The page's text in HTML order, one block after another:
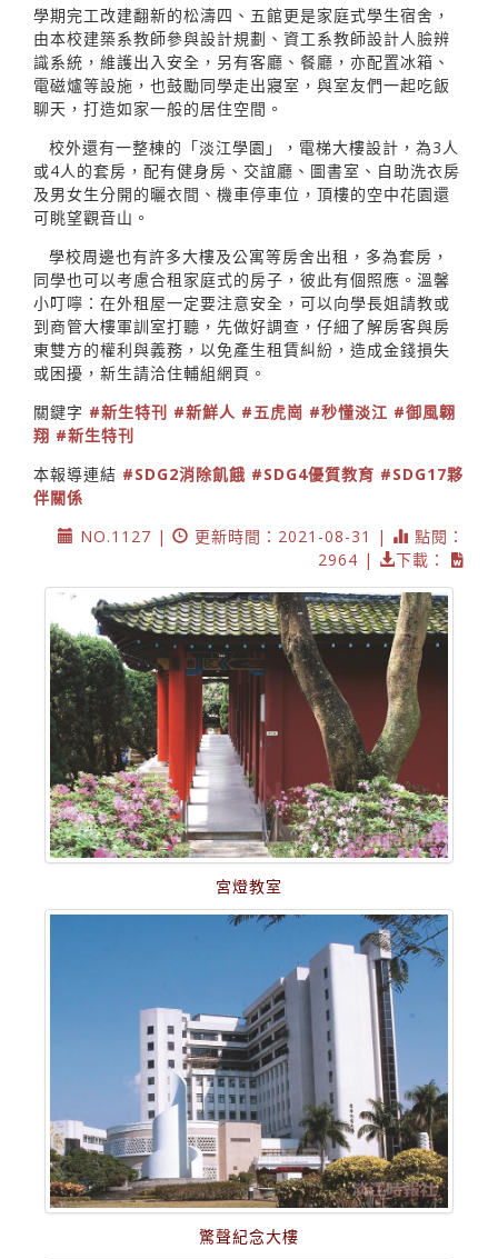
學期完工改建翻新的松濤四、五館更是家庭式學生宿舍，
由本校建築系教師參與設計規劃、資工系教師設計人臉辨
識系統，維護出入安全，另有客廳、餐廳，亦配置冰箱、
電磁爐等設施，也鼓勵同學走出寢室，與室友們一起吃飯
聊天，打造如家一般的居住空間。
校外還有一整棟的「淡江學園」，電梯大樓設計，為3人
或4人的套房，配有健身房、交誼廳、圖書室、自助洗衣房
及男女生分開的曬衣間、機車停車位，頂樓的空中花園還
可眺望觀音山。
學校周邊也有許多大樓及公寓等房舍出租，多為套房，
同學也可以考慮合租家庭式的房子，彼此有個照應。溫馨
小叮嚀：在外租屋一定要注意安全，可以向學長姐請教或
到商管大樓軍訓室打聽，先做好調查，仔細了解房客與房
東雙方的權利與義務，以免產生租賃糾紛，造成金錢損失
或困擾，新生請洽住輔組網頁。
關鍵字 #新生特刊 #新鮮人 #五虎崗 #秒懂淡江 #御風翺
翔 #新生特刊
本報導連結 #SDG2消除飢餓 #SDG4優質教育 #SDG17夥
伴關係
NO.1127 |
更新時間：2021-08-31 |
點閱：
2964 |
下載：
宮燈教室
驚聲紀念大樓